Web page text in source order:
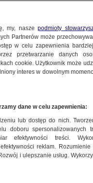
my, naszepodmioty
Partnerów może
w celu zapewnienia
przetwarzanie danych
cookie. Użytkownik może
interes w dowolnym
dane w celu zapewnienia:
lub dostęp do nich.
doboru spersonalizowanych
efektywności treści.
reklam.
i ulepszanie usług.